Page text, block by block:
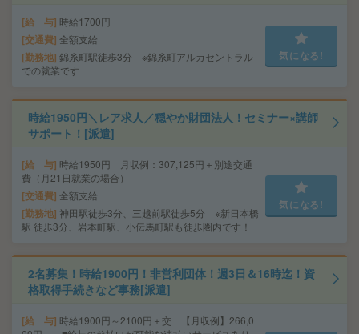
給 与 時給1700円
交通費 全額支給
勤務地 錦糸町駅徒歩3分 ※錦糸町アルカセントラル
での就業です
気になる!
時給1950円＼レア求人／穏やか財団法人！セミナー×講師
サポート！[派遣]
給 与 時給1950円 月収例：307,125円＋別途交通
費（月21日就業の場合）
交通費 全額支給
勤務地 神田駅徒歩3分、三越前駅徒歩5分 ※新日本橋
駅 徒歩3分、岩本町駅、小伝馬町駅も徒歩圏内です！
気になる!
2名募集！時給1900円！非営利団体！週3日＆16時迄！資
格取得手続きなど事務[派遣]
給 与 時給1900円～2100円＋交 【月収例】266,0